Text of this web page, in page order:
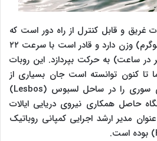
غریق و قابل کنترل از راه دور است که
در حدود ۲۵ پوند (۱۱.۳۳ کیلوگرم) وزن دارد و قادر است با سرعت ۲۲
(۳۵ کیلومتر در ساعت) به حرکت بپردازد. این روبات
تا کنون توانسته است جان بسیاری از
Lesbos
)
حاصل همکاری نیروی دریایی ایالات
مدیر ارشد اجرایی کمپانی روباتیک
) بوده است.